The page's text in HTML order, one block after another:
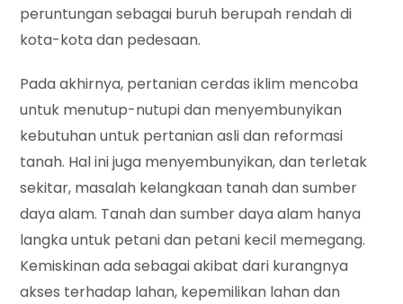
peruntungan sebagai buruh berupah rendah di
kota-kota dan pedesaan.
Pada akhirnya, pertanian cerdas iklim mencoba
untuk menutup-nutupi dan menyembunyikan
kebutuhan untuk pertanian asli dan reformasi
tanah. Hal ini juga menyembunyikan, dan terletak
sekitar, masalah kelangkaan tanah dan sumber
daya alam. Tanah dan sumber daya alam hanya
langka untuk petani dan petani kecil memegang.
Kemiskinan ada sebagai akibat dari kurangnya
akses terhadap lahan, kepemilikan lahan dan